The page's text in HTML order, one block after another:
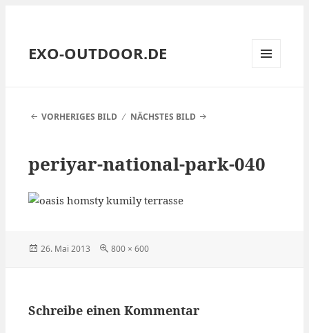
EXO-OUTDOOR.DE
VORHERIGES BILD
NÄCHSTES BILD
periyar-national-park-040
Veröffentlicht
26. Mai 2013
Volle
800 × 600
Schreibe einen Kommentar